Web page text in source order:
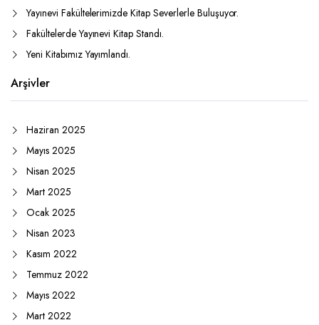
Yayınevi Fakültelerimizde Kitap Severlerle Buluşuyor.
Fakültelerde Yayınevi Kitap Standı.
Yeni Kitabımız Yayımlandı.
Arşivler
Haziran 2025
Mayıs 2025
Nisan 2025
Mart 2025
Ocak 2025
Nisan 2023
Kasım 2022
Temmuz 2022
Mayıs 2022
Mart 2022